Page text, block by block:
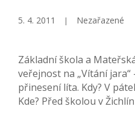
5. 4. 2011 Nezařazené
Základní škola a
veřejnost na „Vítání
přinesení líta. Kdy? V
Kde? Před školou v